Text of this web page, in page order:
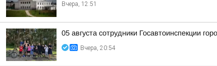
Вчера, 12:51
05 августа сотрудники Госавтоинспекции
Вчера, 20:54